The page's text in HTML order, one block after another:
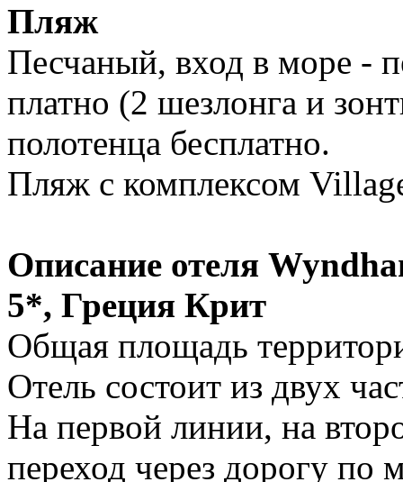
Пляж
Песчаный, вход в море -
платно (2 шезлонга и
полотенца бесплатно.
Пляж с комплексом
Описание отеля
5*, Греция Крит
Общая площадь
Отель состоит из двух
На первой линии, на
переход через дорогу по